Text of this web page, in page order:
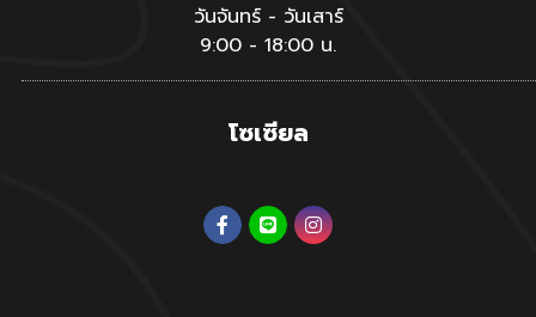
วันจันทร์ - วันเสาร์
9:00 - 18:00 น.
โซเซียล